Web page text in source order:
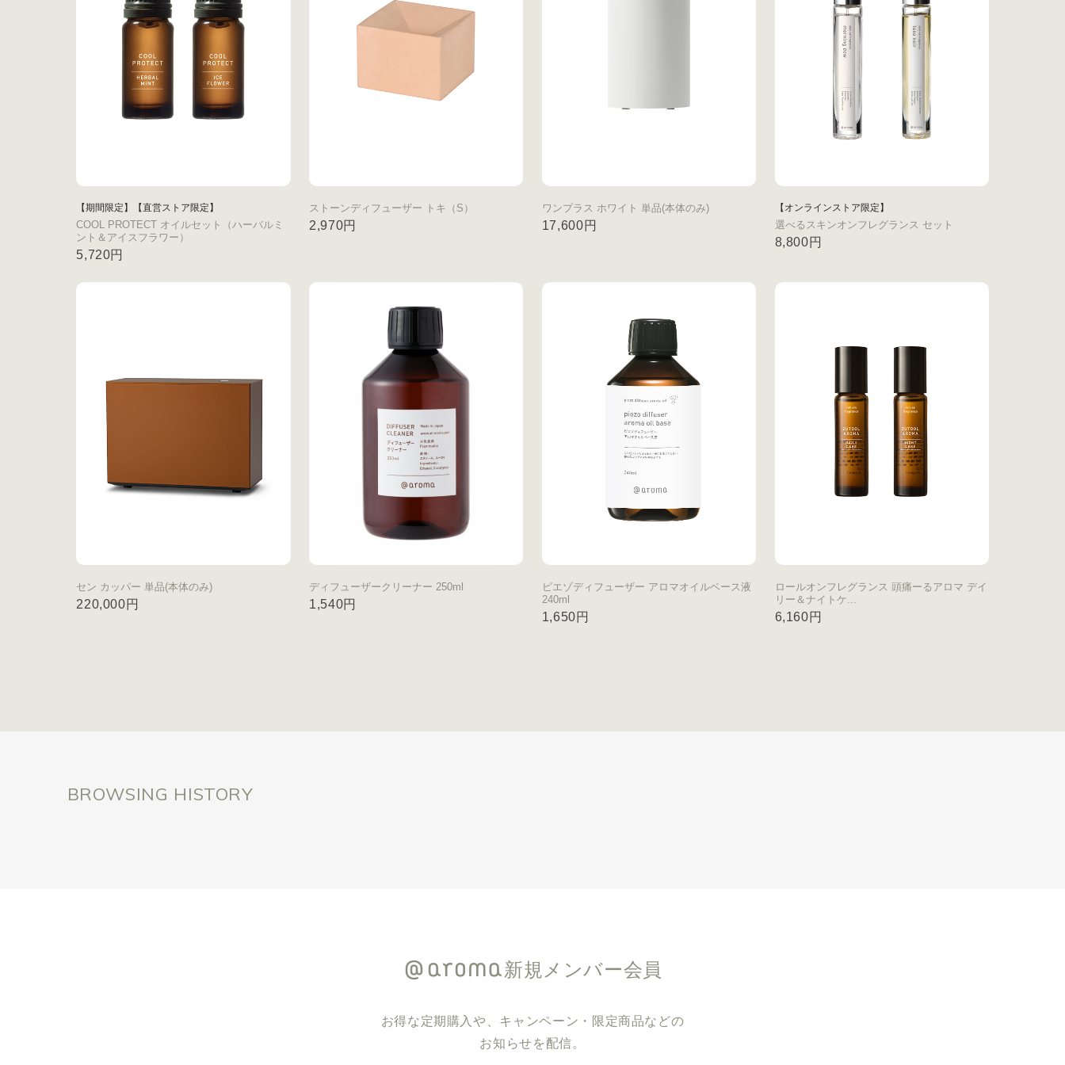
【期間限定】【直営ストア限定】
COOL PROTECT オイルセット（ハーバルミ
ント＆アイスフラワー）
5,720円
ストーンディフューザー トキ（S）
2,970円
ワンプラス ホワイト 単品(本体のみ)
17,600円
【オンラインストア限定】
選べるスキンオンフレグランス セット
8,800円
セン カッパー 単品(本体のみ)
220,000円
ディフューザークリーナー 250ml
1,540円
ピエゾディフューザー アロマオイルベース液
240ml
1,650円
ロールオンフレグランス 頭痛ーるアロマ デイ
リー＆ナイトケ...
6,160円
BROWSING HISTORY
新規メンバー会員
お得な定期購入や、キャンペーン・限定商品などの
お知らせを配信。